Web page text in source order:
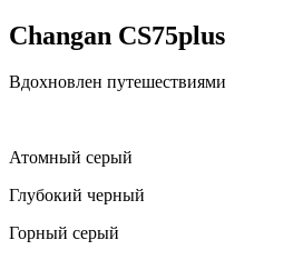
Changan CS75plus
Вдохновлен путешествиями
Атомный серый
Глубокий черный
Горный серый